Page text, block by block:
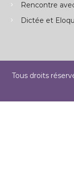
Rencontre
Dictée et
Tous droits